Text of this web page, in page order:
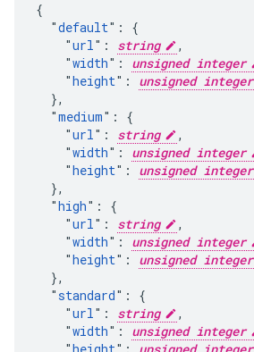
{
  "
default": {
    "
url": string
,
    "
width": unsigned integer
    "
height": unsigned integer
  },
  "
medium": {
    "
url": string
,
    "
width": unsigned integer
    "
height": unsigned integer
  },
  "
high": {
    "
url": string
,
    "
width": unsigned integer
    "
height": unsigned integer
  },
  "
standard": {
    "
url": string
,
    "
width": unsigned integer